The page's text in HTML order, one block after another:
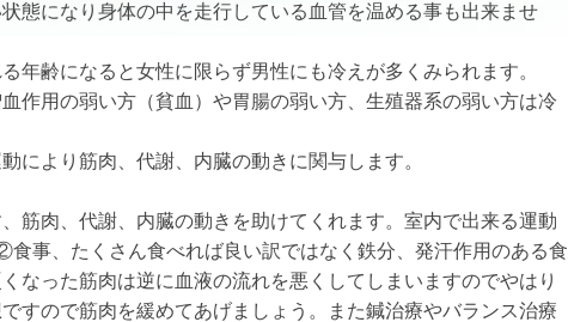
態になり身体の中を走行している血管を温める事も出来ませ
齢になると女性に限らず男性にも冷えが多くみられます。
作用の弱い方（貧血）や胃腸の弱い方、生殖器系の弱い方は冷
より筋肉、代謝、内臓の動きに関与します。
筋肉、代謝、内臓の動きを助けてくれます。室内で出来る運動
事、たくさん食べれば良い訳ではなく鉄分、発汗作用のある食
なった筋肉は逆に血液の流れを悪くしてしまいますのでやはり
すので筋肉を緩めてあげましょう。また鍼治療やバランス治療